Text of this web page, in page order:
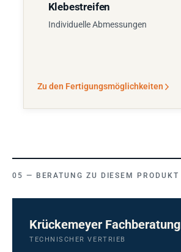
Klebestreifen
Individuelle Abmessungen
Zu den Fertigungsmöglichkeiten
BERATUNG ZU DIESEM PRODUKT
Krückemeyer Fachberatung
TECHNISCHER VERTRIEB